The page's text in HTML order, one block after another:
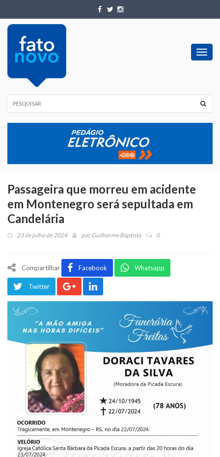
Passageira que morreu em acidente
em Montenegro será sepultada em
Candelária
23 de julho de 2024 porGuilherme Baptista 0
Compartilhar Facebook Whatsapp
Twitter